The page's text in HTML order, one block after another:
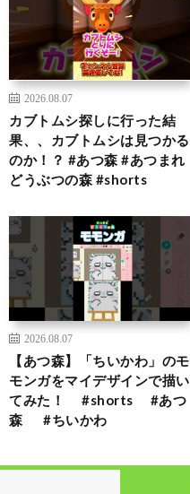
2026.08.07
カブトムシ探しに行った結
果、、カブトムシは見つかる
のか！？ #あつ森 #あつまれ
どうぶつの森 #shorts
2026.08.07
【あつ森】「ちいかわ」のモ
モンガをマイデザインで描い
てみた！ #shorts #あつ
森 #ちいかわ